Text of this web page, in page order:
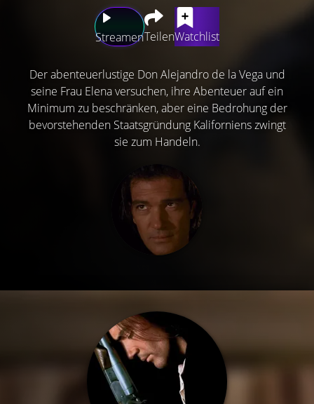
StreamenTeilenWatchlist
Der abenteuerlustige Don Alejandro de la Vega und
seine Frau Elena versuchen, ihre Abenteuer auf ein
Minimum zu beschränken, aber eine Bedrohung der
bevorstehenden Staatsgründung Kaliforniens zwingt
sie zum Handeln.